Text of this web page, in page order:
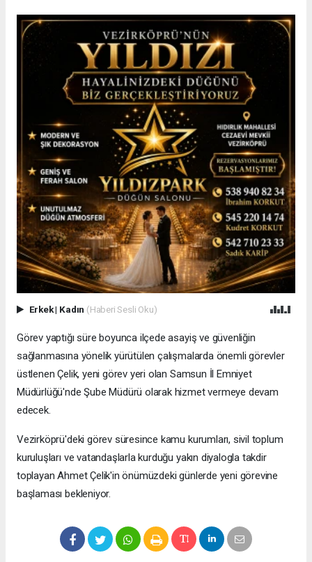
Erkek| Kadın (Haberi Sesli Oku)
Görev yaptığı süre boyunca ilçede asayiş ve güvenliğin
sağlanmasına yönelik yürütülen çalışmalarda önemli görevler
üstlenen Çelik, yeni görev yeri olan Samsun İl Emniyet
Müdürlüğü'nde Şube Müdürü olarak hizmet vermeye devam
edecek.
Vezirköprü'deki görev süresince kamu kurumları, sivil toplum
kuruluşları ve vatandaşlarla kurduğu yakın diyalogla takdir
toplayan Ahmet Çelik'in önümüzdeki günlerde yeni görevine
başlaması bekleniyor.